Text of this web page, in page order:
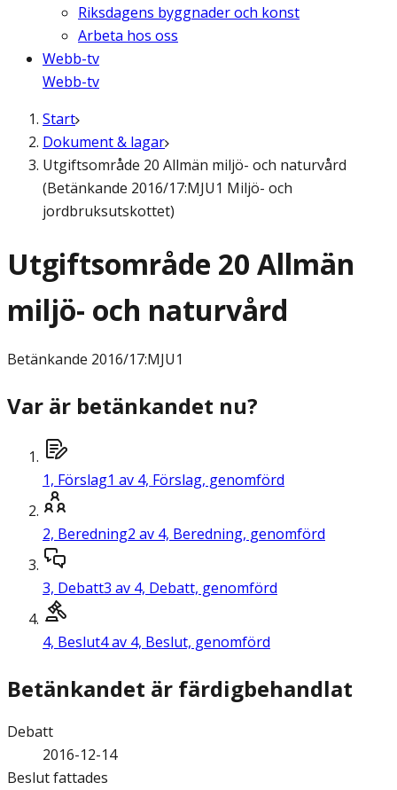
Riksdagens byggnader och konst
Arbeta hos oss
Webb-tv
Webb-tv
Start
Dokument & lagar
Utgiftsområde 20 Allmän miljö- och naturvård
(Betänkande 2016/17:MJU1 Miljö- och
jordbruksutskottet)
Utgiftsområde 20 Allmän
miljö- och naturvård
Betänkande 2016/17:MJU1
Var är betänkandet nu?
1, Förslag1 av 4, Förslag, genomförd
2, Beredning2 av 4, Beredning, genomförd
3, Debatt3 av 4, Debatt, genomförd
4, Beslut4 av 4, Beslut, genomförd
Betänkandet är färdigbehandlat
Debatt
2016-12-14
Beslut fattades